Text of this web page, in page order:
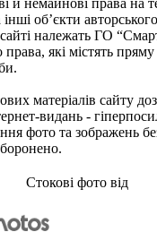
й немайнові права на
об’єкти
належать ГО
права, які містять
матеріалів сайту
видань -
фото та зображень
Стокові фото від